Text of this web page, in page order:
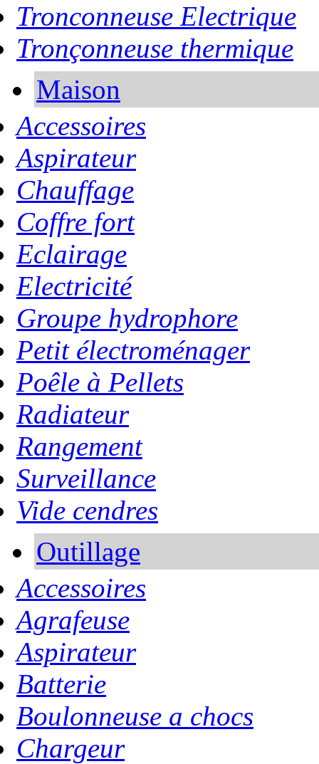
Tronconneuse Electrique
Tronçonneuse thermique
Maison
Accessoires
Aspirateur
Chauffage
Coffre fort
Eclairage
Electricité
Groupe hydrophore
Petit électroménager
Poêle à Pellets
Radiateur
Rangement
Surveillance
Vide cendres
Outillage
Accessoires
Agrafeuse
Aspirateur
Batterie
Boulonneuse a chocs
Chargeur